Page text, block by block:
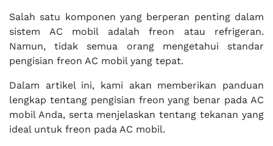
Salah satu komponen yang berperan penting dalam
sistem AC mobil adalah freon atau refrigeran.
Namun, tidak semua orang mengetahui standar
pengisian freon AC mobil yang tepat.
Dalam artikel ini, kami akan memberikan panduan
lengkap tentang pengisian freon yang benar pada AC
mobil Anda, serta menjelaskan tentang tekanan yang
ideal untuk freon pada AC mobil.